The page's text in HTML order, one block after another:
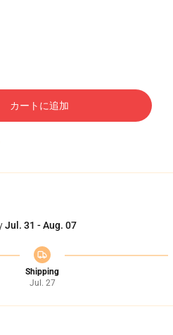
カートに追加
Jul. 31 - Aug. 07
Shipping
Jul. 27